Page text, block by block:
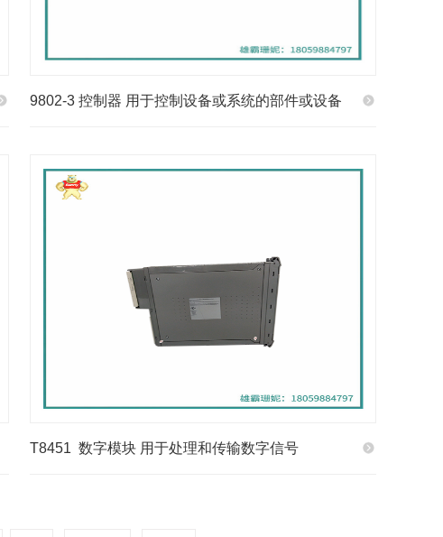
9802-3 控制器 用于控制设备或系统的部件或设备
T8451 数字模块 用于处理和传输数字信号